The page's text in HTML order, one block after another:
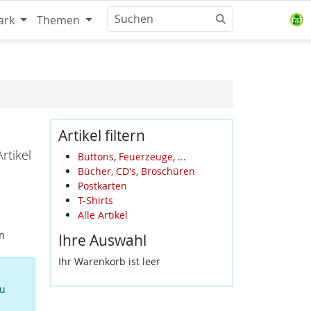
Themen
Artikel filtern
Buttons, Feuerzeuge, ...
Bücher, CD's, Broschüren
Postkarten
T-Shirts
Alle Artikel
Ihre Auswahl
Ihr Warenkorb ist leer